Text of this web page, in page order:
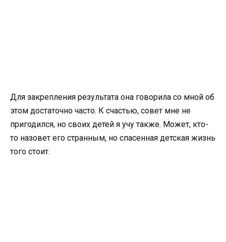
Для закрепления результата она говорила со мной об
этом достаточно часто. К счастью, совет мне не
пригодился, но своих детей я учу также. Может, кто-
то назовет его странным, но спасенная детская жизнь
того стоит.